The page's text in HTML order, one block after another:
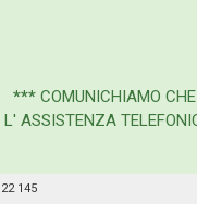
*** COMUNICHIAMO
ASSISTENZA
145